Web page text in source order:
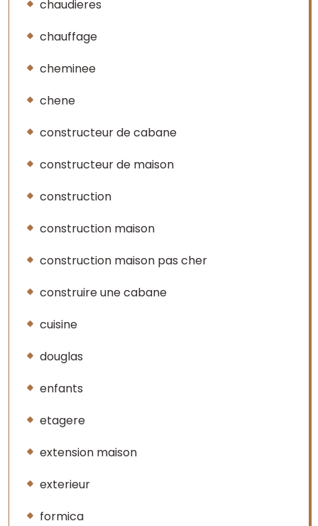
chaudieres
chauffage
cheminee
chene
constructeur de cabane
constructeur de maison
construction
construction maison
construction maison pas cher
construire une cabane
cuisine
douglas
enfants
etagere
extension maison
exterieur
formica